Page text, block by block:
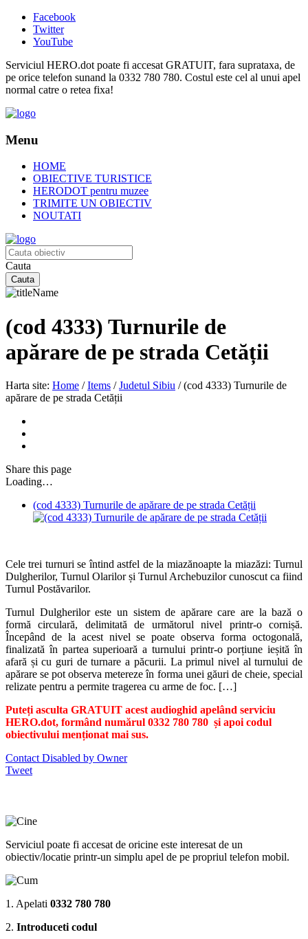
Facebook
Twitter
YouTube
Serviciul HERO.dot poate fi accesat GRATUIT, fara suprataxa, de
pe orice telefon sunand la 0332 780 780. Costul este cel al unui apel
normal catre o retea fixa!
Menu
HOME
OBIECTIVE TURISTICE
HERODOT pentru muzee
TRIMITE UN OBIECTIV
NOUTATI
Cauta
(cod 4333) Turnurile de
apărare de pe strada Cetății
Harta site: Home / Items / Judetul Sibiu / (cod 4333) Turnurile de
apărare de pe strada Cetății
Share this page
Loading…
(cod 4333) Turnurile de apărare de pe strada Cetății
Cele trei turnuri se întind astfel de la miazănoapte la miazăzi: Turnul
Dulgherilor, Turnul Olarilor și Turnul Archebuzilor cunoscut ca fiind
Turnul Postăvarilor.
Turnul Dulgherilor este un sistem de apărare care are la bază o
formă circulară, delimitată de următorul nivel printr-o cornișă.
Începând de la acest nivel se poate observa forma octogonală,
finalizată în partea superioară a turnului printr-o porțiune ieșită în
afară și cu guri de turnare a păcurii. La primul nivel al turnului de
apărare se pot observa metereze în forma unei găuri de cheie, special
relizate pentru a permite tragerea cu arme de foc. […]
Puteți asculta GRATUIT acest audioghid apelând serviciu
HERO.dot, formând numărul 0332 780 780 și apoi codul
obiectivului menționat mai sus.
Contact Disabled by Owner
Tweet
Serviciul poate fi accesat de oricine este interesat de un
obiectiv/locatie printr-un simplu apel de pe propriul telefon mobil.
1. Apelati 0332 780 780
2. Introduceti codul